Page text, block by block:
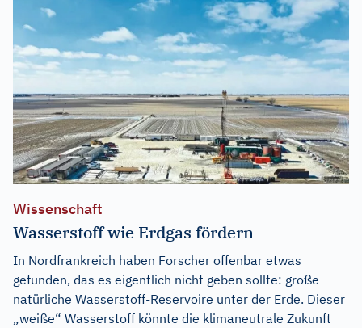
Wissenschaft
Wasserstoff wie Erdgas fördern
In Nordfrankreich haben Forscher offenbar etwas
gefunden, das es eigentlich nicht geben sollte: große
natürliche Wasserstoff-Reservoire unter der Erde. Dieser
„weiße“ Wasserstoff könnte die klimaneutrale Zukunft